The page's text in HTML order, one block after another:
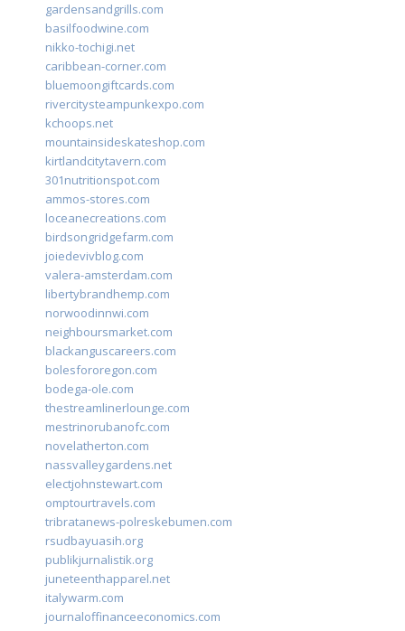
gardensandgrills.com
basilfoodwine.com
nikko-tochigi.net
caribbean-corner.com
bluemoongiftcards.com
rivercitysteampunkexpo.com
kchoops.net
mountainsideskateshop.com
kirtlandcitytavern.com
301nutritionspot.com
ammos-stores.com
loceanecreations.com
birdsongridgefarm.com
joiedevivblog.com
valera-amsterdam.com
libertybrandhemp.com
norwoodinnwi.com
neighboursmarket.com
blackanguscareers.com
bolesfororegon.com
bodega-ole.com
thestreamlinerlounge.com
mestrinorubanofc.com
novelatherton.com
nassvalleygardens.net
electjohnstewart.com
omptourtravels.com
tribratanews-polreskebumen.com
rsudbayuasih.org
publikjurnalistik.org
juneteenthapparel.net
italywarm.com
journaloffinanceeconomics.com